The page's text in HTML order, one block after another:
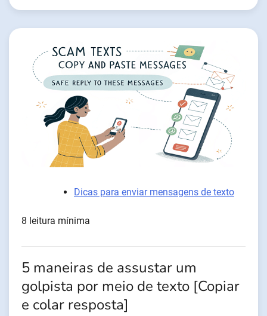
Dicas para enviar mensagens de texto
8 leitura mínima
5 maneiras de assustar um
golpista por meio de texto [Copiar
e colar resposta]